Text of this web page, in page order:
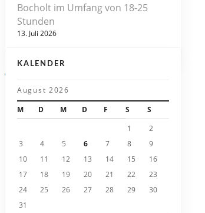
Bocholt im Umfang von 18-25
Stunden
13. Juli 2026
KALENDER
August 2026
M
D M D F S
S
1
2
3
4 5 6 7 8
9
10
11 12 13 14 15
16
17
18 19 20 21 22
23
24
25 26 27 28 29
30
31